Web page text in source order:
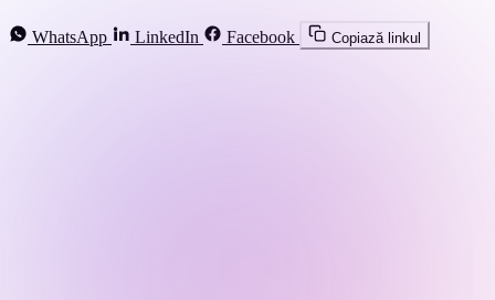
WhatsApp LinkedIn Facebook Copiază linkul